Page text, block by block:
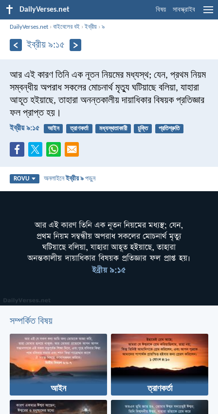
DailyVerses.net বিষয় সাবস্ক্রাইব
DailyVerses.net ›বাইবেলের বই ›ইব্রীয় ›৯
ইব্রীয় ৯:১৫
আর এই কারণ তিনি এক নূতন নিয়মের মধ্যস্থ; যেন, প্রথম নিয়ম
সম্বন্ধীয় অপরাধ সকলের মোচনার্থ মৃত্যু ঘটিয়াছে বলিয়া, যাহারা
আহূত হইয়াছে, তাহারা অনন্তকালীয় দায়াধিকার বিষয়ক প্রতিজ্ঞার
ফল প্রাপ্ত হয়।
ইব্রীয় ৯:১৫ আইন ত্রাণকর্তা মধ্যস্থতাকারী চুক্তি প্রতিশ্রুতি
ROVU অনলাইনেইব্রীয় ৯ পড়ুন
সম্পর্কিত বিষয়
আইন ত্রাণকর্তা